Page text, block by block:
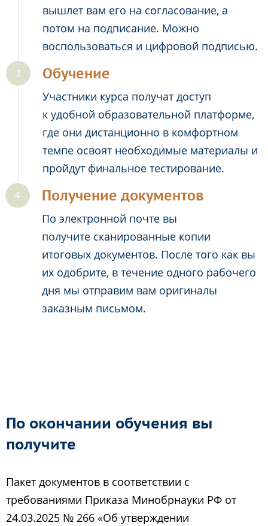
вышлет вам его на согласование, а
потом на подписание. Можно
воспользоваться и цифровой подписью.
Обучение
Участники курса получат доступ
к удобной образовательной платформе,
где они дистанционно в комфортном
темпе освоят необходимые материалы и
пройдут финальное тестирование.
Получение документов
По электронной почте вы
получите сканированные копии
итоговых документов. После того как вы
их одобрите, в течение одного рабочего
дня мы отправим вам оригиналы
заказным письмом.
По окончании обучения вы
получите
Пакет документов в соответствии с
требованиями Приказа Минобрнауки РФ от
24.03.2025 № 266 «Об утверждении